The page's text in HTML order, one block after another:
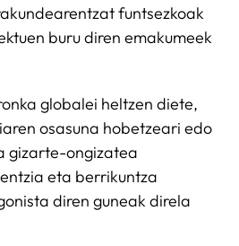
funtsezkoak
buru diren emakumeek
globalei heltzen diete,
osasuna hobetzeari edo
gizarte-ongizatea
eta berrikuntza
diren guneak direla